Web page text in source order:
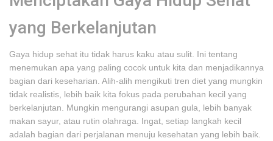
yang Berkelanjutan
Gaya hidup sehat itu tidak harus kaku atau sulit. Ini tentang
menemukan apa yang paling cocok untuk kita dan menjadikannya
bagian dari keseharian. Alih-alih mengikuti tren diet yang mungkin
tidak realistis, lebih baik kita fokus pada perubahan kecil yang
berkelanjutan. Mungkin mengurangi asupan gula, lebih banyak
makan sayur, atau rutin olahraga. Ingat, setiap langkah kecil
adalah bagian dari perjalanan menuju kesehatan yang lebih baik.